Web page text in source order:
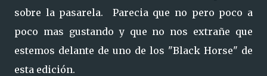
sobre la pasarela. Parecia que no pero poco a
poco mas gustando y que no nos extrañe que
estemos delante de uno de los "Black Horse" de
esta edición.